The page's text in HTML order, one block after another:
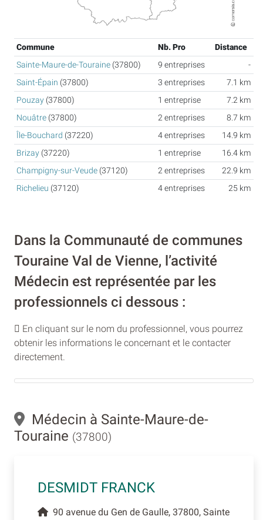
Commune Nb. Pro
Distance
Sainte-Maure-de-Touraine (37800) 9 entreprises
-
Saint-Épain (37800) 3 entreprises
7.1 km
Pouzay (37800) 1 entreprise
7.2 km
Nouâtre (37800) 2 entreprises
8.7 km
Île-Bouchard (37220) 4 entreprises
14.9 km
Brizay (37220) 1 entreprise
16.4 km
Champigny-sur-Veude (37120) 2 entreprises
22.9 km
Richelieu (37120) 4 entreprises 25 km
Dans la Communauté de communes
Touraine Val de Vienne, l’activité
Médecin est représentée par les
professionnels ci dessous :
En cliquant sur le nom du professionnel, vous pourrez
obtenir les informations le concernant et le contacter
directement.
Médecin à Sainte-Maure-de-
Touraine (37800)
DESMIDT FRANCK
90 avenue du Gen de Gaulle, 37800, Sainte